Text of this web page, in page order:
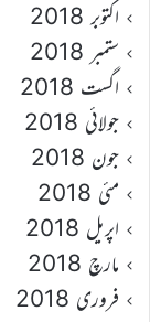
اکتوبر 2018
ستمبر 2018
اگست 2018
جولائی 2018
جون 2018
مئی 2018
اپریل 2018
مارچ 2018
فروری 2018